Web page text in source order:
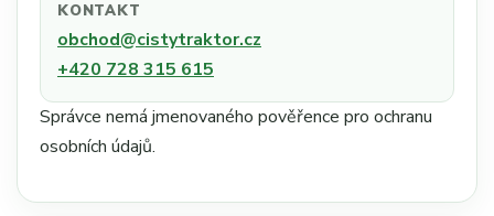
KONTAKT
obchod@cistytraktor.cz
+420 728 315 615
Správce nemá jmenovaného pověřence pro ochranu
osobních údajů.